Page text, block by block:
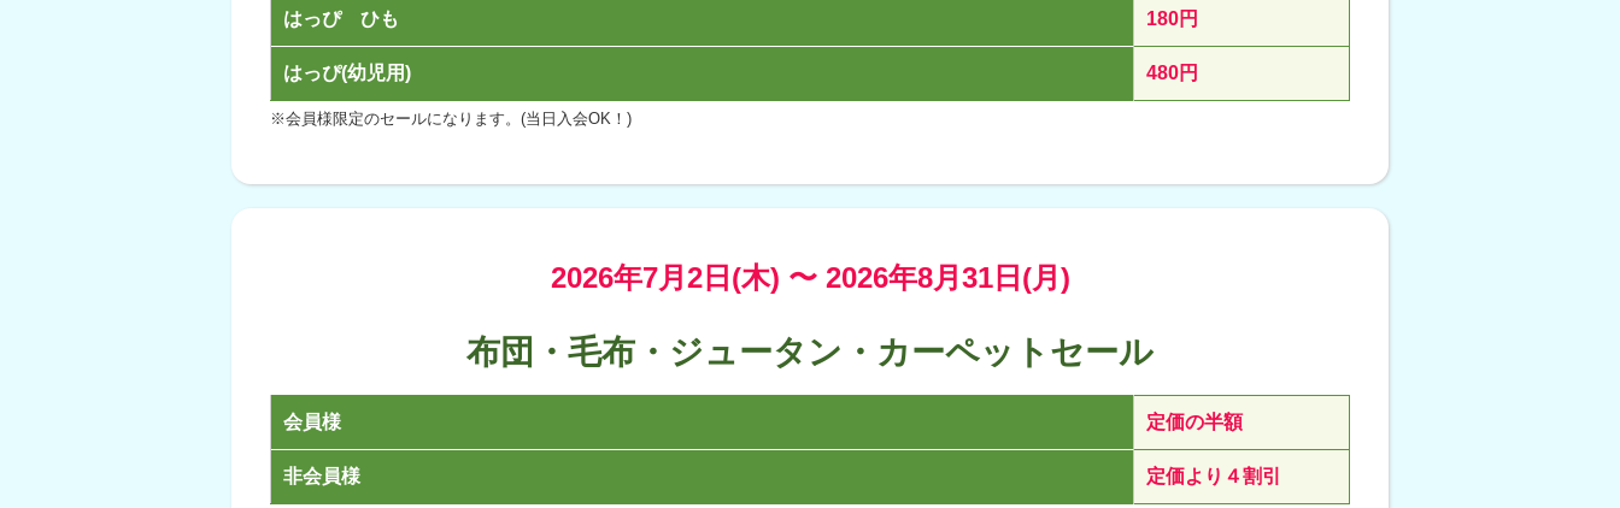
はっぴ ひも 180円
はっぴ(幼児用) 480円
※会員様限定のセールになります。(当日入会OK！)
2026年7月2日(木) 〜2026年8月31日(月)
布団・毛布・ジュータン・カーペットセール
会員様 定価の半額
非会員様 定価より４割引